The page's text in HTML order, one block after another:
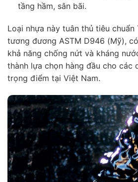
tầng hầm, sân bãi.
Loại nhựa này tuân thủ tiêu chuẩn
tương đương ASTM D946 (Mỹ),
khả năng chống nứt và kháng
thành lựa chọn hàng đầu cho các
trọng điểm tại Việt Nam.